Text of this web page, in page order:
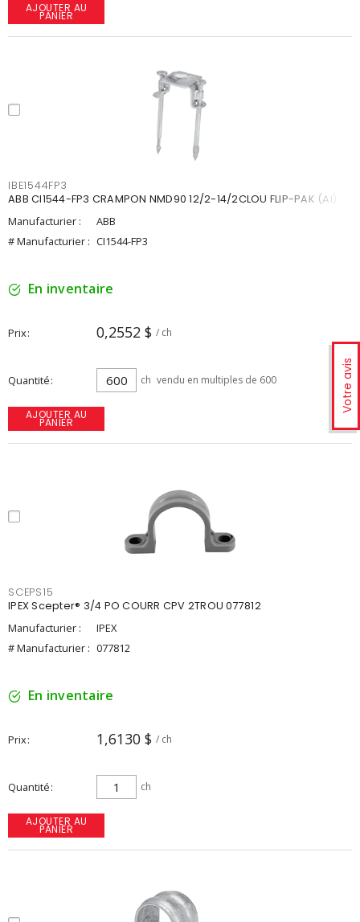
Votre avis
AJOUTER AU
PANIER
IBE1544FP3
ABB CI1544-FP3 CRAMPON NMD90 12/2-14/2CLOU FLIP-PAK (AI)
Manufacturier :
ABB
# Manufacturier : CI1544-FP3
En inventaire
Prix 0,2552 $ / ch
Quantité ch vendu en multiples de 600
AJOUTER AU
PANIER
SCEPS15
IPEX Scepter® 3/4 PO COURR CPV 2TROU 077812
Manufacturier :
IPEX
# Manufacturier : 077812
En inventaire
Prix 1,6130 $ / ch
Quantité ch
AJOUTER AU
PANIER